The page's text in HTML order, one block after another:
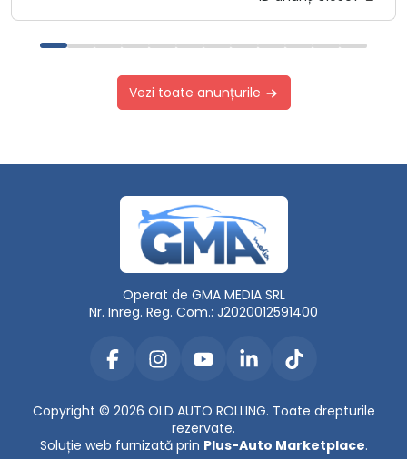
Vezi toate anunțurile
Operat de GMA MEDIA SRL
Nr. Inreg. Reg. Com.: J2020012591400
Copyright © 2026 OLD AUTO ROLLING. Toate drepturile
rezervate.
Soluție web furnizată prin Plus-Auto Marketplace.